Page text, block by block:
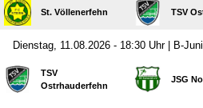
St. Völlenerfehn TSV
Dienstag, 11.08.2026 - 18:30 Uhr | B-
TSV
Ostrhauderfehn
JSG